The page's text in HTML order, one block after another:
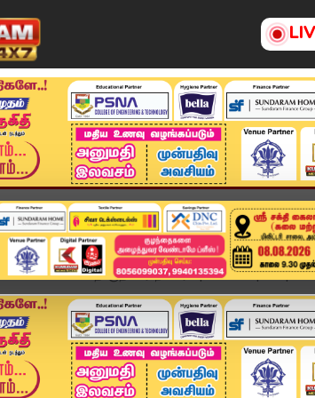
அண்மை தமிழ்நாடு சினிமா அரசியல்
சென்னையில் தொகுதிவாரி நிலவரம் | Chennai | SIR |...